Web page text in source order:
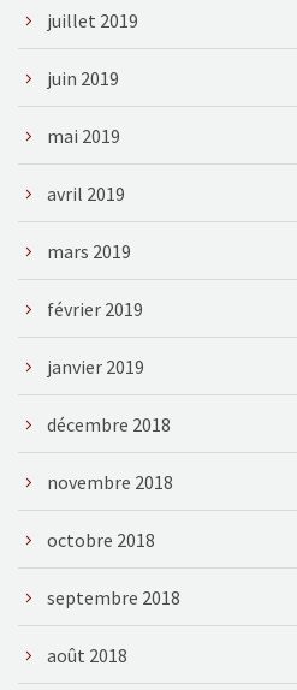
juillet 2019
juin 2019
mai 2019
avril 2019
mars 2019
février 2019
janvier 2019
décembre 2018
novembre 2018
octobre 2018
septembre 2018
août 2018